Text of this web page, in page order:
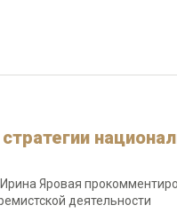
Яровая
деятельности